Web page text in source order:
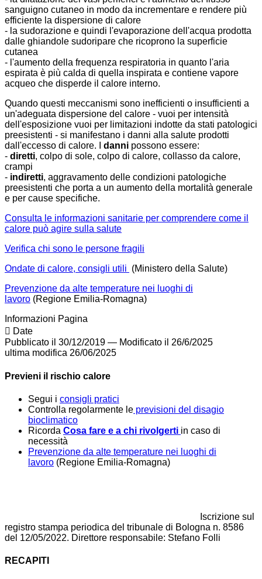
sanguigno cutaneo in modo da incrementare e rendere più
efficiente la dispersione di calore
- la sudorazione e quindi l'evaporazione dell'acqua prodotta
dalle ghiandole sudoripare che ricoprono la superficie
cutanea
- l'aumento della frequenza respiratoria in quanto l'aria
espirata è più calda di quella inspirata e contiene vapore
acqueo che disperde il calore interno.
Quando questi meccanismi sono inefficienti o insufficienti a
un'adeguata dispersione del calore - vuoi per intensità
dell'esposizione vuoi per limitazioni indotte da stati patologici
preesistenti - si manifestano i danni alla salute prodotti
dall'eccesso di calore. I danni possono essere:
- diretti, colpo di sole, colpo di calore, collasso da calore,
crampi
- indiretti, aggravamento delle condizioni patologiche
preesistenti che porta a un aumento della mortalità generale
e per cause specifiche.
Consulta le informazioni sanitarie per comprendere come il
calore può agire sulla salute
Verifica chi sono le persone fragili
Ondate di calore, consigli utili (Ministero della Salute)
Prevenzione da alte temperature nei luoghi di
lavoro (Regione Emilia-Romagna)
Informazioni Pagina
Date
Pubblicato il 30/12/2019 — Modificato il 26/6/2025
ultima modifica 26/06/2025
Previeni il rischio calore
Segui i consigli pratici
Controlla regolarmente le previsioni del disagio
bioclimatico
Ricorda Cosa fare e a chi rivolgerti in caso di
necessità
Prevenzione da alte temperature nei luoghi di
lavoro (Regione Emilia-Romagna)
Iscrizione sul
registro stampa periodica del tribunale di Bologna n. 8586
del 12/05/2022. Direttore responsabile: Stefano Folli
RECAPITI